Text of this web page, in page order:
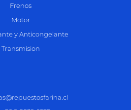
Frenos
Motor
y Anticongelante
Transmision